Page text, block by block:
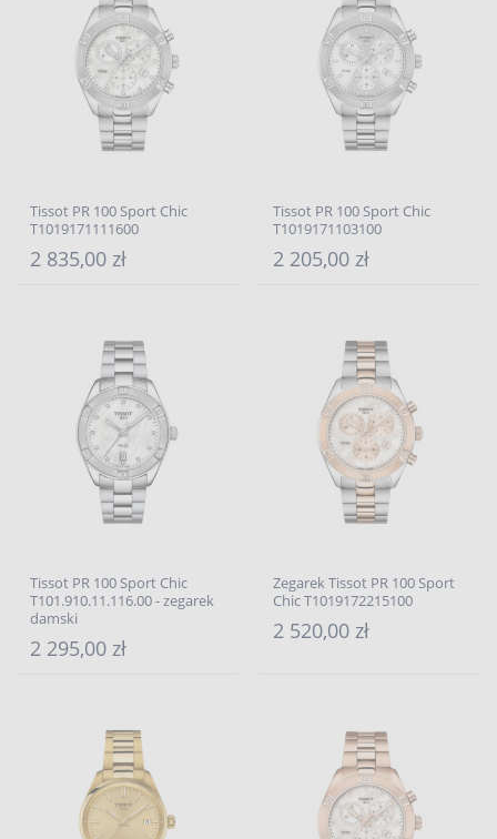
Tissot PR 100 Sport Chic
T1019171111600
2 835,00 zł
Tissot PR 100 Sport Chic
T1019171103100
2 205,00 zł
Tissot PR 100 Sport Chic
T101.910.11.116.00 - zegarek
damski
2 295,00 zł
Zegarek Tissot PR 100 Sport
Chic T1019172215100
2 520,00 zł